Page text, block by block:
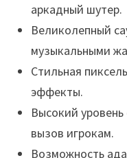
аркадный шутер.
Великолепный
музыкальными
Стильная
эффекты.
Высокий
вызов игрокам.
Возможность